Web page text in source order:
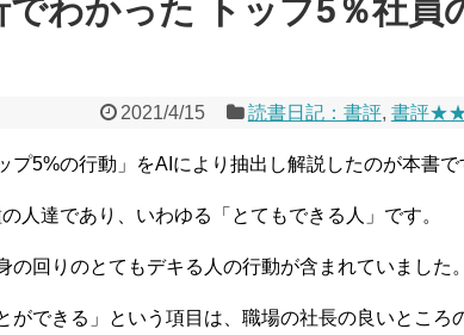
わかった トップ5％社員
2021/4/15 読書日記：書評, 書評
5%の行動」をAIにより抽出し解説したのが本書で
人達であり、いわゆる「とてもできる人」です。
回りのとてもデキる人の行動が含まれていました。
ができる」という項目は、職場の社長の良いところ